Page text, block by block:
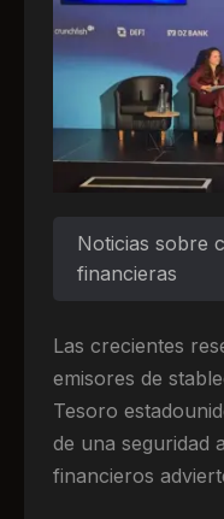
Noticias sobre
financieras
Las crecientes
emisores de
Tesoro
de una seguridad
financieros